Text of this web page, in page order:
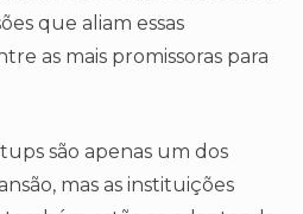
que aliam essas
as mais promissoras para
são apenas um dos
mas as instituições